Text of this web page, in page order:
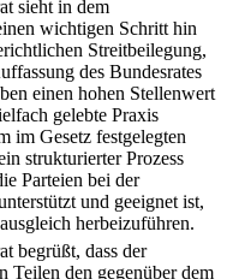
sieht in dem
wichtigen Schritt hin
Streitbeilegung,
des Bundesrates
einen hohen Stellenwert
gelebte Praxis
im Gesetz festgelegten
strukturierter Prozess
Parteien bei der
und geeignet ist,
herbeizuführen.
begrüßt, dass der
Teilen den gegenüber dem